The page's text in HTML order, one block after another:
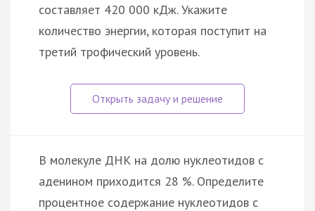
составляет 420 000 кДж. Укажите
количество энергии, которая поступит на
третий трофический уровень.
В молекуле ДНК на долю нуклеотидов с
аденином приходится 28 %. Определите
процентное содержание нуклеотидов с